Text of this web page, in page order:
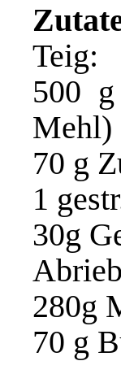
Teig:
500
Mehl)
70 g
1
30g
280g
70 g